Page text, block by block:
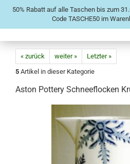
50% Rabatt auf alle Taschen bis zum
Code TASCHE50 im
« zurück weiter »
Letzter »
5 Artikel in dieser Kategorie
Aston Pottery Schneeflocken